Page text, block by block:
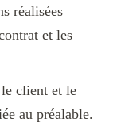
réalisées
et les
client et le
au préalable.